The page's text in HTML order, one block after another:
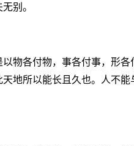
别。
物各付物，事各付事，形
地所以能长且久也。人不